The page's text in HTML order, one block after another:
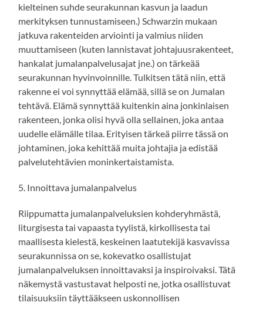
kielteinen suhde seurakunnan kasvun ja laadun
merkityksen tunnustamiseen.) Schwarzin mukaan
jatkuva rakenteiden arviointi ja valmius niiden
muuttamiseen (kuten lannistavat johtajuusrakenteet,
hankalat jumalanpalvelusajat jne.) on tärkeää
seurakunnan hyvinvoinnille. Tulkitsen tätä niin, että
rakenne ei voi synnyttää elämää, sillä se on Jumalan
tehtävä. Elämä synnyttää kuitenkin aina jonkinlaisen
rakenteen, jonka olisi hyvä olla sellainen, joka antaa
uudelle elämälle tilaa. Erityisen tärkeä piirre tässä on
johtaminen, joka kehittää muita johtajia ja edistää
palvelutehtävien moninkertaistamista.
5. Innoittava jumalanpalvelus
Riippumatta jumalanpalveluksien kohderyhmästä,
liturgisesta tai vapaasta tyylistä, kirkollisesta tai
maallisesta kielestä, keskeinen laatutekijä kasvavissa
seurakunnissa on se, kokevatko osallistujat
jumalanpalveluksen innoittavaksi ja inspiroivaksi. Tätä
näkemystä vastustavat helposti ne, jotka osallistuvat
tilaisuuksiin täyttääkseen uskonnollisen